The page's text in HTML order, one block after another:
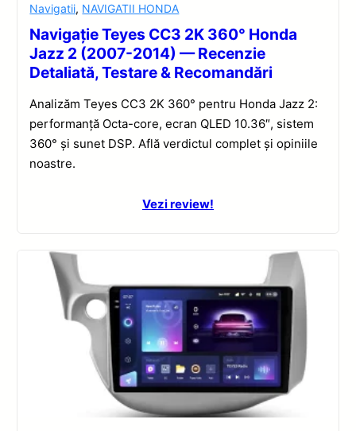
Navigatii, NAVIGATII HONDA
Navigație Teyes CC3 2K 360° Honda
Jazz 2 (2007-2014) — Recenzie
Detaliată, Testare & Recomandări
Analizăm Teyes CC3 2K 360° pentru Honda Jazz 2:
performanță Octa-core, ecran QLED 10.36″, sistem
360° și sunet DSP. Află verdictul complet și opiniile
noastre.
Vezi review!